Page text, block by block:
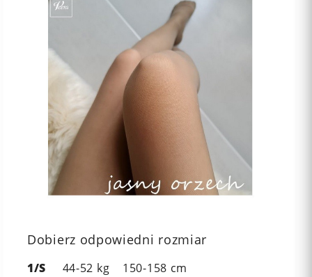
Dobierz odpowiedni rozmiar
1/S 44-52 kg 150-158 cm